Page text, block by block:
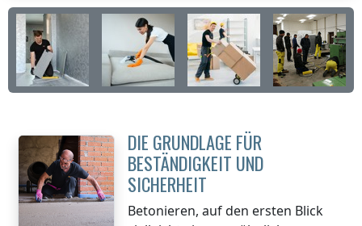
DIE GRUNDLAGE FÜR
BESTÄNDIGKEIT UND
SICHERHEIT
Betonieren, auf den ersten Blick